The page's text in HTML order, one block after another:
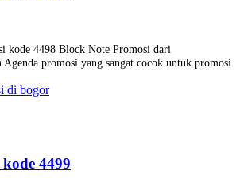
kode 4498 Block Note Promosi dari
Agenda promosi yang sangat cocok untuk promosi
4499